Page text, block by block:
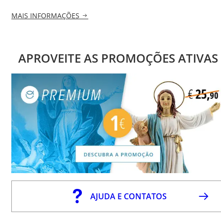
MAIS INFORMAÇÕES
APROVEITE AS PROMOÇÕES ATIVAS
AJUDA E CONTATOS